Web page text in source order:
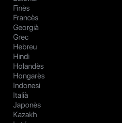
Finès
Francès
Georgià
Grec
Hebreu
Hindi
Holandès
Hongarès
Indonesi
Italià
Japonès
Kazakh